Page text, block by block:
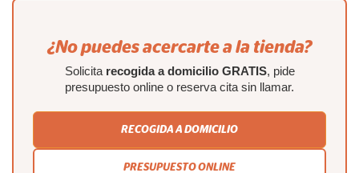
¿No puedes acercarte a la tienda?
Solicita recogida a domicilio GRATIS, pide
presupuesto online o reserva cita sin llamar.
RECOGIDA A DOMICILIO
PRESUPUESTO ONLINE